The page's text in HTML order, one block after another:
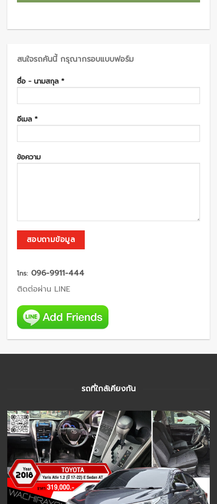
สนใจรถคันนี้ กรุณากรอบแบบฟอร์ม
ชื่อ - นามสกุล *
อีเมล *
ข้อความ
โทร: 096-9911-444
ติดต่อผ่าน LINE
รถที่ใกล้เคียงกัน